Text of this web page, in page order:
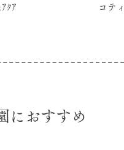
ｸｱ コテ
におすすめ